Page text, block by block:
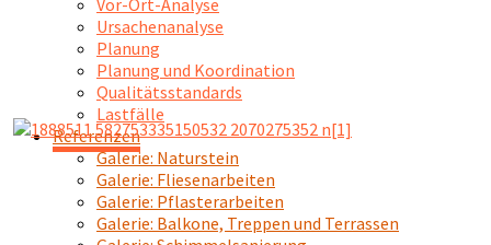
Vor-Ort-Analyse
Ursachenanalyse
Planung
Planung und Koordination
Qualitätsstandards
Lastfälle
Referenzen
Galerie: Naturstein
Galerie: Fliesenarbeiten
Galerie: Pflasterarbeiten
Galerie: Balkone, Treppen und Terrassen